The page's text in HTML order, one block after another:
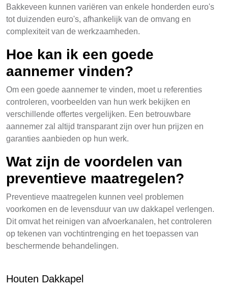
Bakkeveen kunnen variëren van enkele honderden euro's
tot duizenden euro's, afhankelijk van de omvang en
complexiteit van de werkzaamheden.
Hoe kan ik een goede
aannemer vinden?
Om een goede aannemer te vinden, moet u referenties
controleren, voorbeelden van hun werk bekijken en
verschillende offertes vergelijken. Een betrouwbare
aannemer zal altijd transparant zijn over hun prijzen en
garanties aanbieden op hun werk.
Wat zijn de voordelen van
preventieve maatregelen?
Preventieve maatregelen kunnen veel problemen
voorkomen en de levensduur van uw dakkapel verlengen.
Dit omvat het reinigen van afvoerkanalen, het controleren
op tekenen van vochtintrenging en het toepassen van
beschermende behandelingen.
Houten Dakkapel